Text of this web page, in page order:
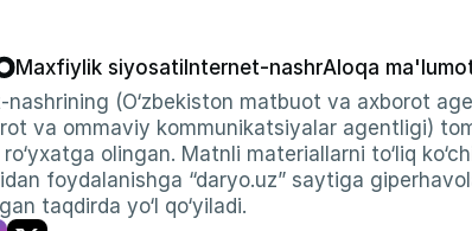
Maxfiylik siyosati Internet-nashrAloqa
nashrining (O‘zbekiston matbuot va axborot
va ommaviy kommunikatsiyalar agentligi)
olingan. Matnli materiallarni to‘liq
foydalanishga “daryo.uz” saytiga
taqdirda yo‘l qo‘yiladi.